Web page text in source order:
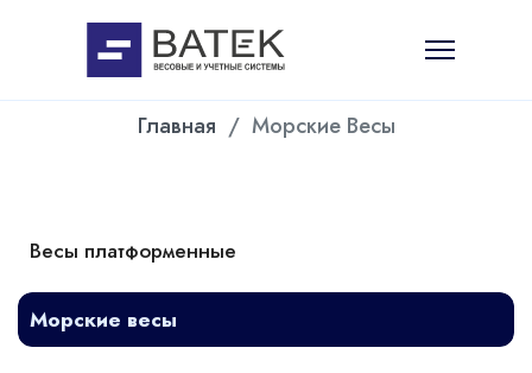
Главная Морские Весы
Весы платформенные
Морские весы